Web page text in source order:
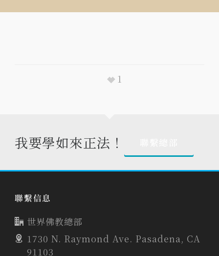
1
我要學如來正法！
聯繫信息
世界佛教總部
1730 N. Raymond Ave. Pasadena, CA
91103